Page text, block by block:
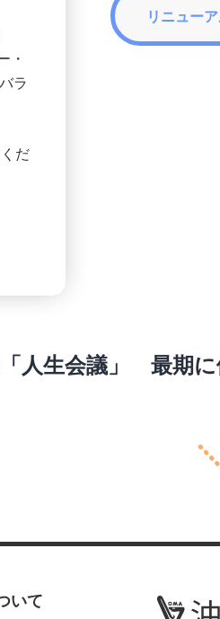
・
ラ
だ
リニュー
人生会議」 最期
いて